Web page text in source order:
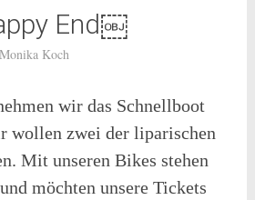
End￼
Monika Koch
wir das Schnellboot
wollen zwei der liparischen
Mit unseren Bikes stehen
möchten unsere Tickets